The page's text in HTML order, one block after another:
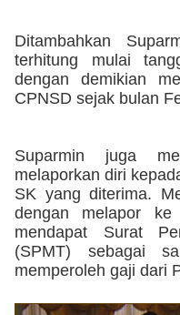
Ditambahkan
terhitung mulai
dengan demikian
CPNSD sejak bulan
Suparmin juga
melaporkan diri
SK yang diterima.
dengan melapor
mendapat Surat
(SPMT) sebagai
memperoleh gaji dari